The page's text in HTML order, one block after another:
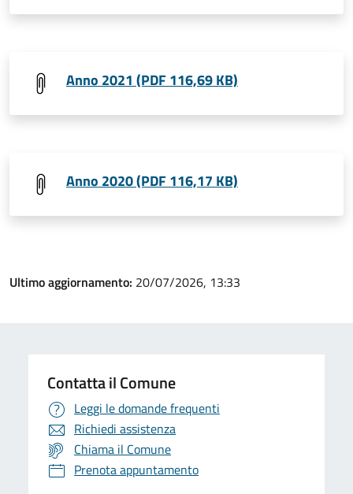
Anno 2021 (PDF 116,69 KB)
Anno 2020 (PDF 116,17 KB)
Ultimo aggiornamento: 20/07/2026, 13:33
Contatta il Comune
Leggi le domande frequenti
Richiedi assistenza
Chiama il Comune
Prenota appuntamento